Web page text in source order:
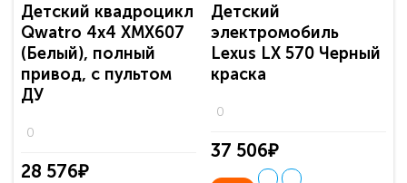
Детский квадроцикл
Qwatro 4х4 XMX607
(Белый), полный
привод, с пультом
ДУ
0
28 576₽
Детский
электромобиль
Lexus LX 570 Черный
краска
0
37 506₽